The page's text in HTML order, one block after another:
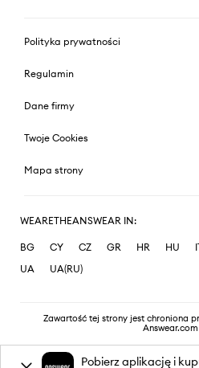
Polityka prywatności
Regulamin
Dane firmy
Twoje Cookies
Mapa strony
WEARETHEANSWEAR IN:
BG CY CZ GR HR HU
UA
UA(RU)
Zawartość tej strony jest chroniona
Answear.com
Pobierz aplikację i